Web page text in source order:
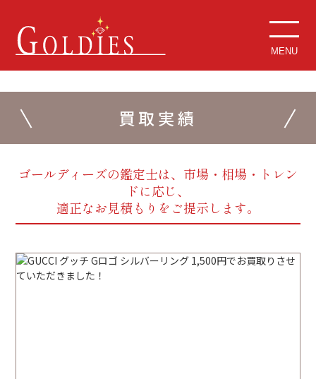
MENU
買取実績
ゴールディーズの鑑定士は、市場・相場・トレン
ドに応じ、
適正なお見積もりをご提示します。